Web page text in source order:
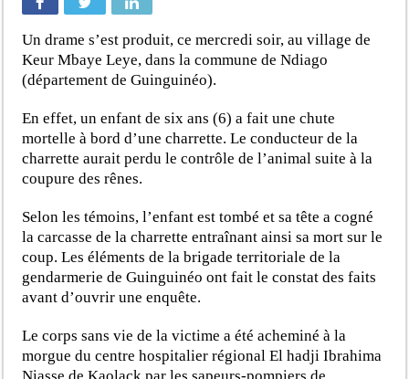
Un drame s’est produit, ce mercredi soir, au village de
Keur Mbaye Leye, dans la commune de Ndiago
(département de Guinguinéo).
En effet, un enfant de six ans (6) a fait une chute
mortelle à bord d’une charrette. Le conducteur de la
charrette aurait perdu le contrôle de l’animal suite à la
coupure des rênes.
Selon les témoins, l’enfant est tombé et sa tête a cogné
la carcasse de la charrette entraînant ainsi sa mort sur le
coup. Les éléments de la brigade territoriale de la
gendarmerie de Guinguinéo ont fait le constat des faits
avant d’ouvrir une enquête.
Le corps sans vie de la victime a été acheminé à la
morgue du centre hospitalier régional El hadji Ibrahima